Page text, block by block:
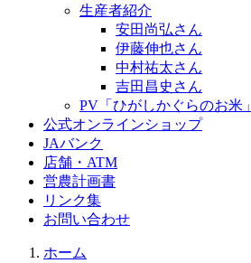
生産者紹介
安田尚弘さん
伊藤伸也さん
中村祐太さん
吉田昌史さん
PV「ひがしかぐらのお米」
公式オンラインショップ
JAバンク
店舗・ATM
営農計画書
リンク集
お問い合わせ
ホーム